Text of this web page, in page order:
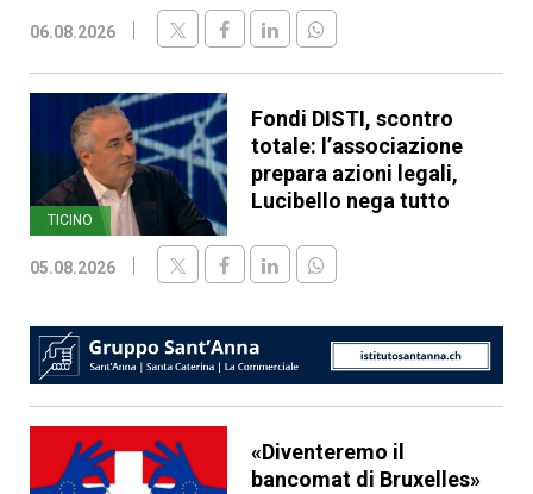
06.08.2026
TICINO
Fondi DISTI, scontro
totale: l’associazione
prepara azioni legali,
Lucibello nega tutto
05.08.2026
«Diventeremo il
bancomat di Bruxelles»